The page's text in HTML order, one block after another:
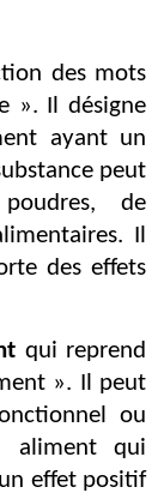
des mots
». Il désigne
ayant un
peut
de
Il
des effets
qui reprend
». Il peut
ou
aliment qui
effet positif